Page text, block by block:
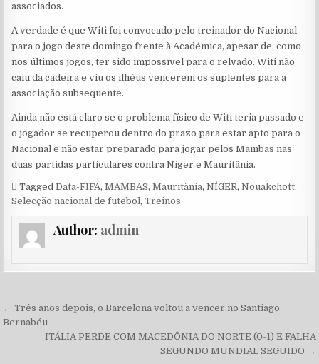
associados.
A verdade é que Witi foi convocado pelo treinador do Nacional
para o jogo deste domingo frente à Académica, apesar de, como
nos últimos jogos, ter sido impossível para o relvado. Witi não
caiu da cadeira e viu os ilhéus vencerem os suplentes para a
associação subsequente.
Ainda não está claro se o problema físico de Witi teria passado e
o jogador se recuperou dentro do prazo para estar apto para o
Nacional e não estar preparado para jogar pelos Mambas nas
duas partidas particulares contra Níger e Mauritânia.
TaggedData-FIFA,MAMBAS,Mauritânia,NÍGER,Nouakchott,
Selecção nacional de futebol,Treinos
Author: admin
Navegação de Post
← Três anos depois, o Barcelona voltou a vencer no Santiago
Bernabéu
ITÁLIA PERDE COM MACEDÔNIA DO NORTE (0-1) E FALHA
SEGUNDO MUNDIAL SEGUIDO →